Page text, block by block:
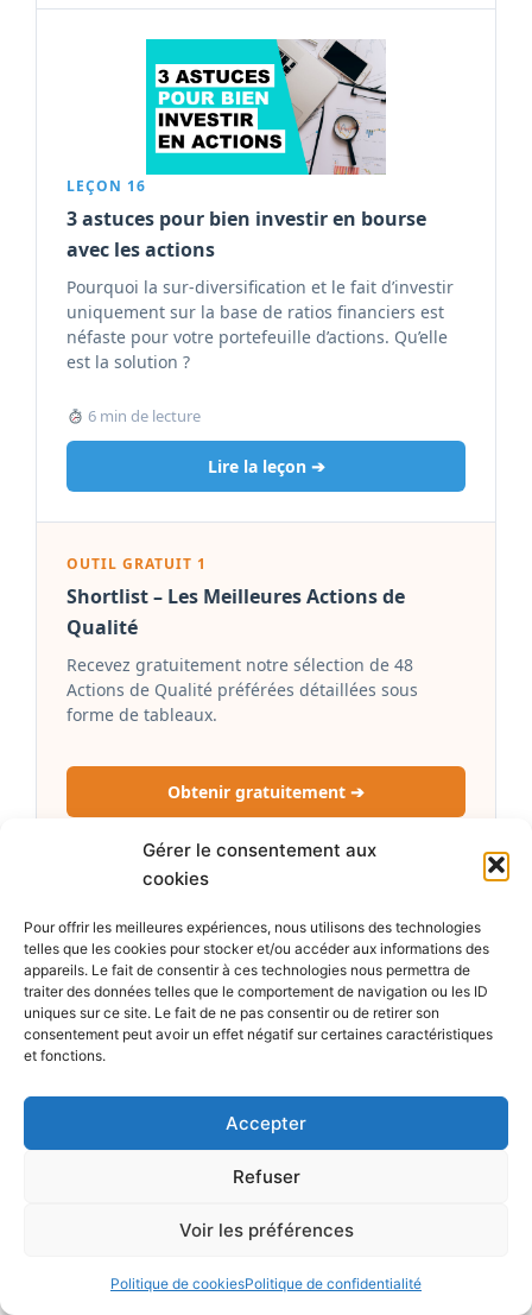
Gérer le consentement aux
cookies
Pour offrir les meilleures expériences, nous utilisons des technologies
telles que les cookies pour stocker et/ou accéder aux informations des
appareils. Le fait de consentir à ces technologies nous permettra de
traiter des données telles que le comportement de navigation ou les ID
uniques sur ce site. Le fait de ne pas consentir ou de retirer son
consentement peut avoir un effet négatif sur certaines caractéristiques
et fonctions.
Accepter
Refuser
Voir les préférences
Politique de cookiesPolitique de confidentialité
LEÇON 16
3 astuces pour bien investir en bourse
avec les actions
Pourquoi la sur-diversification et le fait d’investir
uniquement sur la base de ratios financiers est
néfaste pour votre portefeuille d’actions. Qu’elle
est la solution ?
6 min de lecture
Lire la leçon ➔
OUTIL GRATUIT 1
Shortlist – Les Meilleures Actions de
Qualité
Recevez gratuitement notre sélection de 48
Actions de Qualité préférées détaillées sous
forme de tableaux.
Obtenir gratuitement ➔
OUTIL GRATUIT 2
Checklist Actions – Analysez des sociétés
sans rien oublier
Recevez gratuitement notre checklist de
questions à vous poser pour analyser chaque
société plus rapidement et efficacement.
Obtenir gratuitement ➔
Calculateur – Estimez la valorisation
d’une action